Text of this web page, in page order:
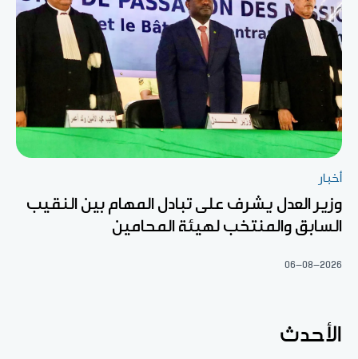
أخبار
وزير العدل يشرف على تبادل المهام بين النقيب
السابق والمنتخب لهيئة المحامين
06-08-2026
الأحدث